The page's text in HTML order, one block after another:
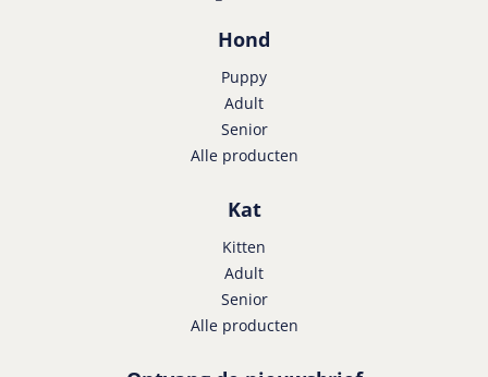
Hond
Puppy
Adult
Senior
Alle producten
Kat
Kitten
Adult
Senior
Alle producten